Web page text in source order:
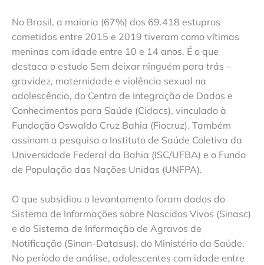
No Brasil, a maioria (67%) dos 69.418 estupros
cometidos entre 2015 e 2019 tiveram como vítimas
meninas com idade entre 10 e 14 anos. É o que
destaca o estudo Sem deixar ninguém para trás –
gravidez, maternidade e violência sexual na
adolescência, do Centro de Integração de Dados e
Conhecimentos para Saúde (Cidacs), vinculado à
Fundação Oswaldo Cruz Bahia (Fiocruz). Também
assinam a pesquisa o Instituto de Saúde Coletiva da
Universidade Federal da Bahia (ISC/UFBA) e o Fundo
de População das Nações Unidas (UNFPA).
O que subsidiou o levantamento foram dados do
Sistema de Informações sobre Nascidos Vivos (Sinasc)
e do Sistema de Informação de Agravos de
Notificação (Sinan-Datasus), do Ministério da Saúde.
No período de análise, adolescentes com idade entre